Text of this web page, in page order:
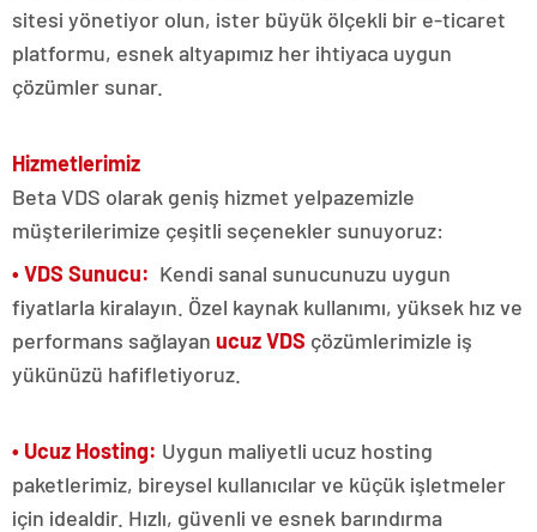
sitesi yönetiyor olun, ister büyük ölçekli bir e-ticaret
platformu, esnek altyapımız her ihtiyaca uygun
çözümler sunar.
Hizmetlerimiz
Beta VDS olarak geniş hizmet yelpazemizle
müşterilerimize çeşitli seçenekler sunuyoruz:
• VDS Sunucu: Kendi sanal sunucunuzu uygun
fiyatlarla kiralayın. Özel kaynak kullanımı, yüksek hız ve
performans sağlayan ucuz VDS çözümlerimizle iş
yükünüzü hafifletiyoruz.
• Ucuz Hosting: Uygun maliyetli ucuz hosting
paketlerimiz, bireysel kullanıcılar ve küçük işletmeler
için idealdir. Hızlı, güvenli ve esnek barındırma